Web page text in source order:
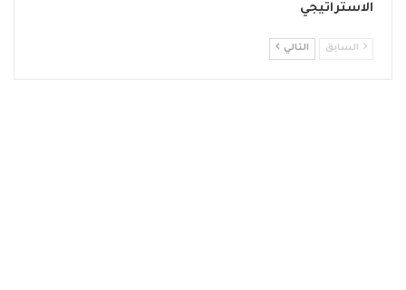
الاستراتيجي
السابق التالي